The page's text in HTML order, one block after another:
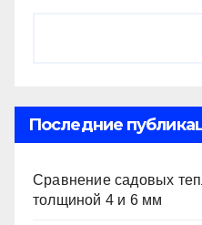
Последние
Сравнение садовых
толщиной 4 и 6 мм